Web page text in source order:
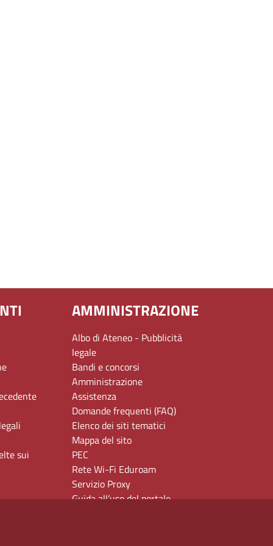
sui
AMMINISTRAZIONE
Albo di Ateneo - Pubblicità
legale
Bandi e concorsi
Amministrazione
Assistenza
Domande frequenti (FAQ)
Elenco dei siti tematici
Mappa del sito
PEC
Rete Wi-Fi Eduroam
Servizio Proxy
Guida all’uso del portale